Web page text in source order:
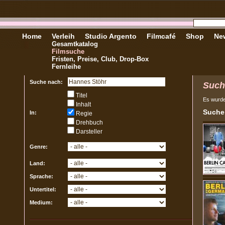
Home Verleih
Gesamtkatalog
Filmsuche
Fristen, Preise, Club, Drop-Box
Fernleihe
Studio Argento Filmcafé Shop
Suche nach:
In:
Titel
Inhalt
Regie
Drehbuch
Darsteller
Genre:
Land:
Sprache:
Untertitel:
Medium:
Es